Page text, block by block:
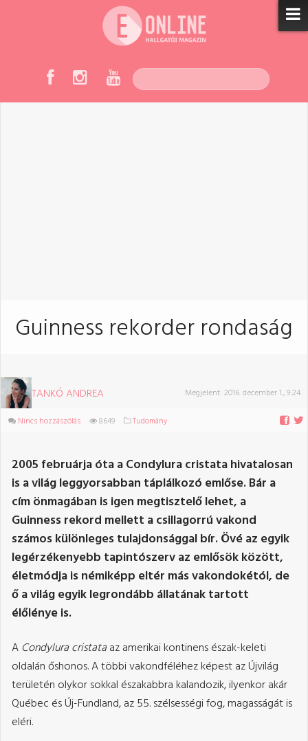
Guinness rekorder rondaság
TANKÓ ANDREA Megjelent: 2016. december 1., 9:24
Nincs hozzászólás 8649 Tudomány
2005 februárja óta a Condylura cristata hivatalosan
is a világ leggyorsabban táplálkozó emlőse. Bár a
cím önmagában is igen megtisztelő lehet, a
Guinness rekord mellett a csillagorrú vakond
számos különleges tulajdonsággal bír. Övé az egyik
legérzékenyebb tapintószerv az emlősök között,
életmódja is némiképp eltér más vakondokétól, de
ő a világ egyik legrondább állatának tartott
élőlénye is.
A Condylura cristataaz amerikai kontinens észak-keleti
oldalán őshonos. A többi vakondféléhez képest az Újvilág
területén olykor sokkal északabbra kalandozik, ilyenkor akár
Québec és Új-Fundland, az 55. szélsességi fog, magasságát is
eléri.